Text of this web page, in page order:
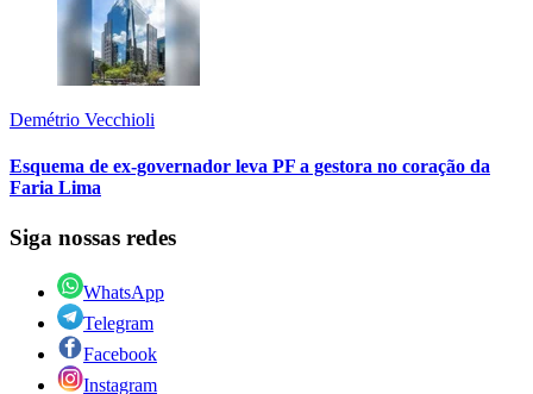
Demétrio Vecchioli
Esquema de ex-governador leva PF a gestora no coração da
Faria Lima
Siga nossas redes
WhatsApp
Telegram
Facebook
Instagram